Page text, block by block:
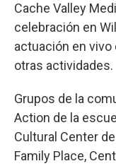
Cache Valley
celebración en
actuación en
otras actividades.
Grupos de la
Action de la
Cultural Center
Family Place,